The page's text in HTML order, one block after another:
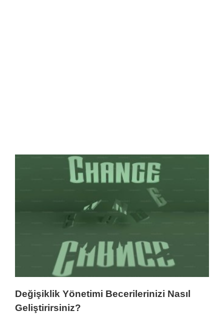
Değişiklik Yönetimi Becerilerinizi Nasıl
Geliştirirsiniz?